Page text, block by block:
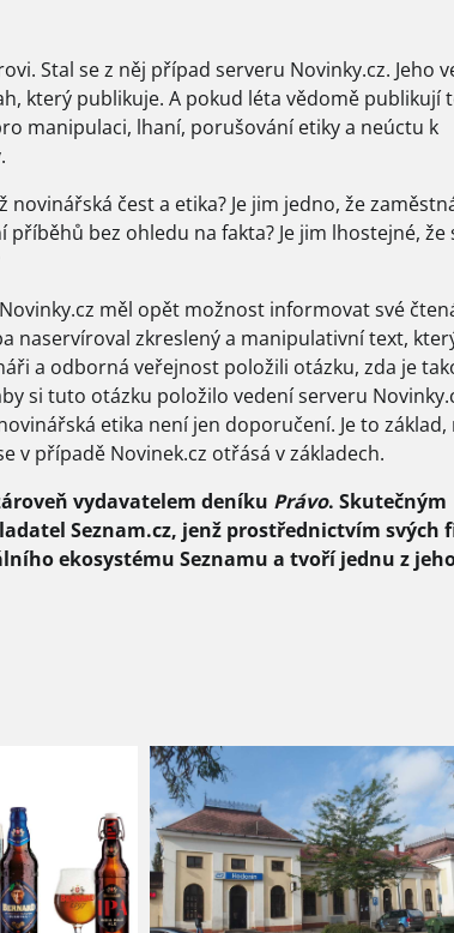
Stal se z něj případ serveru Novinky.cz. Jeho
který publikuje. A pokud léta vědomě publikují
manipulaci, lhaní, porušování etiky a neúctu k
čest a etika? Je jim jedno, že
bez ohledu na fakta? Je jim lhostejné, že
měl opět možnost informovat své
naservíroval zkreslený a manipulativní text,
a odborná veřejnost položili otázku, zda je
si tuto otázku položilo vedení serveru
etika není jen doporučení. Je to základ,
v případě Novinek.cz otřásá v základech.
vydavatelem deníku Právo. Skutečným
Seznam.cz, jenž prostřednictvím svých
ekosystému Seznamu a tvoří jednu z